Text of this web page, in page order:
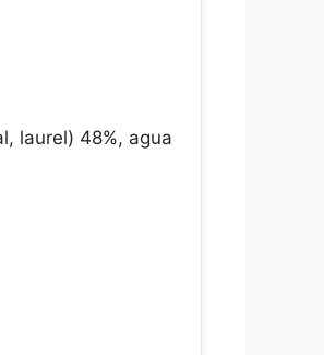
laurel) 48%, agua